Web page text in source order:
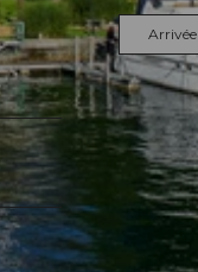
Arrivée